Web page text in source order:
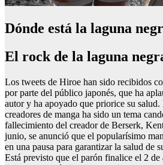
Dónde está la laguna
El rock de la laguna
Los tweets de Hiroe han sido recibidos
por parte del público japonés, que ha
autor y ha apoyado que priorice su
creadores de manga ha sido un tema
fallecimiento del creador de Berserk,
junio, se anunció que el popularísimo
en una pausa para garantizar la salud de
Está previsto que el parón finalice el 2